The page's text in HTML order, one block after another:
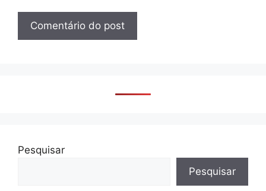
Pesquisar
Pesquisar